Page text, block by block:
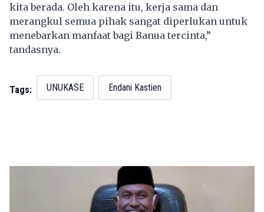
kita berada. Oleh karena itu, kerja sama dan
merangkul semua pihak sangat diperlukan untuk
menebarkan manfaat bagi Banua tercinta,”
tandasnya.
Tags: UNUKASE Endani Kastien